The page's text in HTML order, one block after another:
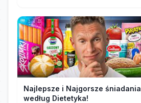
Najlepsze i Najgorsze śniadania
według Dietetyka!